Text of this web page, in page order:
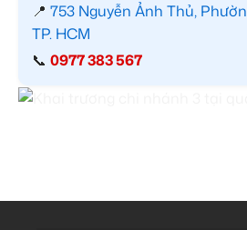
📍 753 Nguyễn Ảnh Thủ,
TP. HCM
📞 0977 383 567